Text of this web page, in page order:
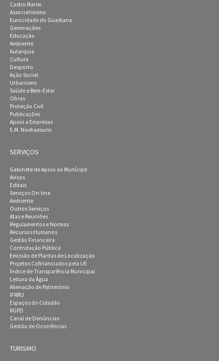
Castro Marim
Associativismo
Eurocidade do Guadiana
Geminações
Educação
Ambiente
Autarquia
Cultura
Desporto
Ação Social
Urbanismo
Saúde e Bem-Estar
Obras
Proteção Civil
Publicações
Apoio a Empresas
E.M. Novbaesuris
SERVIÇOS
Gabinete de Apoio ao Munícipe
Avisos
Editais
Serviços On-line
Ambiente
Outros Serviços
Atas e Reuniões
Regulamentos e Normas
Recursos Humanos
Gestão Financeira
Contratação Pública
Emissão de Plantas de Localização
Projetos Cofinanciados pela UE
Índice de Transparência Municipal
Leitura da Água
Alienação de Património
IFRRU
Espaços do Cidadão
RGPD
Canal de Denúncias
Gestão de Ocorrências
TURISMO